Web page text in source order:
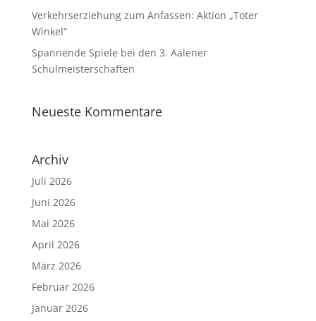
Verkehrserziehung zum Anfassen: Aktion „Toter
Winkel“
Spannende Spiele bei den 3. Aalener
Schulmeisterschaften
Neueste Kommentare
Archiv
Juli 2026
Juni 2026
Mai 2026
April 2026
März 2026
Februar 2026
Januar 2026